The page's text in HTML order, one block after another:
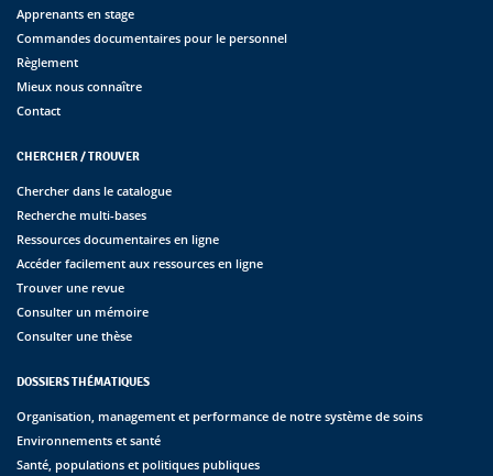
Apprenants en stage
Commandes documentaires pour le personnel
Règlement
Mieux nous connaître
Contact
CHERCHER / TROUVER
Chercher dans le catalogue
Recherche multi-bases
Ressources documentaires en ligne
Accéder facilement aux ressources en ligne
Trouver une revue
Consulter un mémoire
Consulter une thèse
DOSSIERS THÉMATIQUES
Organisation, management et performance de notre système de soins
Environnements et santé
Santé, populations et politiques publiques